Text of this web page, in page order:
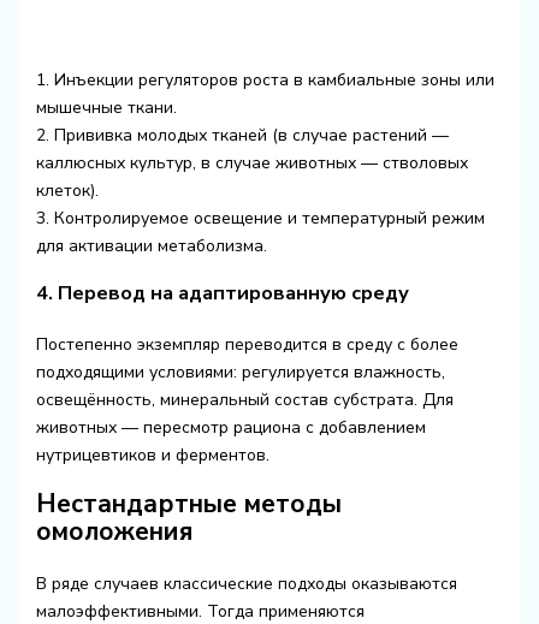
1. Инъекции регуляторов роста в камбиальные зоны или
мышечные ткани.
2. Прививка молодых тканей (в случае растений —
каллюсных культур, в случае животных — стволовых
клеток).
3. Контролируемое освещение и температурный режим
для активации метаболизма.
4. Перевод на адаптированную среду
Постепенно экземпляр переводится в среду с более
подходящими условиями: регулируется влажность,
освещённость, минеральный состав субстрата. Для
животных — пересмотр рациона с добавлением
нутрицевтиков и ферментов.
Нестандартные методы
омоложения
В ряде случаев классические подходы оказываются
малоэффективными. Тогда применяются